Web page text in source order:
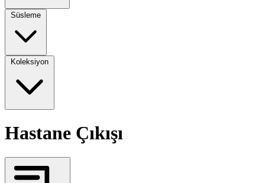
Süsleme
Koleksiyon
Hastane Çıkışı